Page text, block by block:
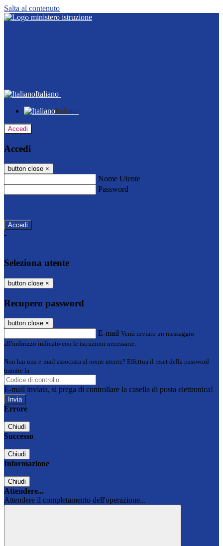
Salta al contenuto
Italiano
Italiano
Accedi
Accedi
button close ×
Nome Utente
Password
-
Seleziona utente
button close ×
Recupero password
button close ×
E-mail Verrà inviato un messaggio
all'indirizzo indicato con le istruzioni necessarie.
Non hai una e-mail associata al nome utente? Effettua il reset della password
tramite la
E-mail inviata, si prega di controllare la casella di posta elettronica!
Errore
Chiudi
Successo
Chiudi
Informazione
Chiudi
Attendere...
Attendere il completamento dell'operazione...